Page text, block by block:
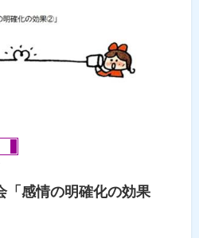
感情の明確化の効果